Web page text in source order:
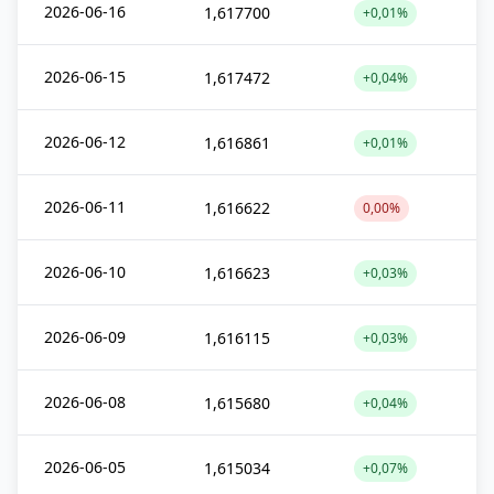
2026-06-16 1,617700 +0,01%
2026-06-15 1,617472 +0,04%
2026-06-12 1,616861 +0,01%
2026-06-11 1,616622 0,00%
2026-06-10 1,616623 +0,03%
2026-06-09 1,616115 +0,03%
2026-06-08 1,615680 +0,04%
2026-06-05 1,615034 +0,07%